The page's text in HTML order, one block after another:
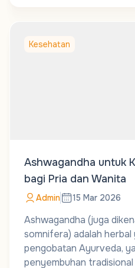
Kesehatan
Ashwagandha untuk
bagi Pria dan Wanita
Admin 15 Mar 2026
Ashwagandha (juga
somnifera) adalah herbal
pengobatan Ayurveda,
penyembuhan